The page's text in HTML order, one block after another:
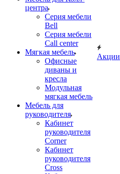
центра
Серия мебели
Bell
Серия мебели
Call center
Мягкая мебель
Офисные
диваны и
кресла
Модульная
мягкая мебель
Мебель для
руководителя
Кабинет
руководителя
Corner
Кабинет
руководителя
Cross
Акции